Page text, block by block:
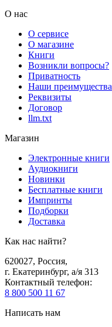
О нас
О сервисе
О магазине
Книги
Возникли вопросы?
Приватность
Наши преимущества
Реквизиты
Договор
llm.txt
Магазин
Электронные книги
Аудиокниги
Новинки
Бесплатные книги
Импринты
Подборки
Доставка
Как нас найти?
620027, Россия,
г. Екатеринбург, а/я 313
Контактный телефон:
8 800 500 11 67
Написать нам